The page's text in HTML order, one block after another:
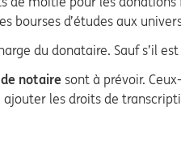
bourses d’études aux
du donataire. Sauf s’il
notaire sont à prévoir.
les droits de